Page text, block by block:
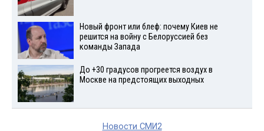
Новый фронт или блеф: почему Киев не
решится на войну с Белоруссией без
команды Запада
До +30 градусов прогреется воздух в
Москве на предстоящих выходных
Новости СМИ2